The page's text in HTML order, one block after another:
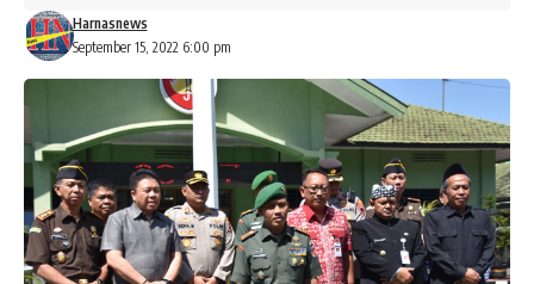
September 15, 2022 6:00 pm
Harnasnews